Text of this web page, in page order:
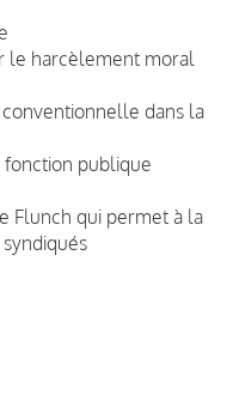
le harcèlement moral
dans la
publique
Flunch qui permet à la